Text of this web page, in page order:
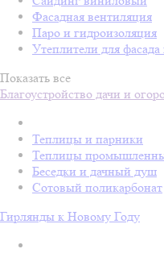
Фасадная вентиляция
Паро и гидроизоляция
Утеплители для
Показать все
Благоустройство дачи и
Теплицы и парники
Теплицы
Беседки и дачный душ
Сотовый поликарбонат
Гирлянды к Новому Году